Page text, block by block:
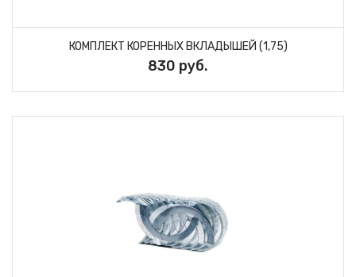
КОМПЛЕКТ КОРЕННЫХ ВКЛАДЫШЕЙ (1,75)
830 руб.